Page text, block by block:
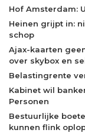
Hof Amsterdam:
Heinen grijpt in:
schop
Ajax-kaarten
over skybox en
Belastingrente
Kabinet wil
Personen
Bestuurlijke
kunnen flink